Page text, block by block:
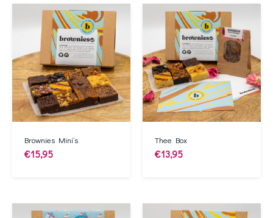
Brownies Mini’s
€15,95
Thee Box
€13,95